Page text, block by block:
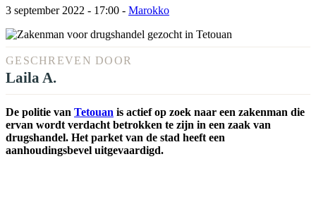
3 september 2022 - 17:00 - Marokko
GESCHREVEN DOOR
Laila A.
De politie van Tetouan is actief op zoek naar een zakenman die
ervan wordt verdacht betrokken te zijn in een zaak van
drugshandel. Het parket van de stad heeft een
aanhoudingsbevel uitgevaardigd.